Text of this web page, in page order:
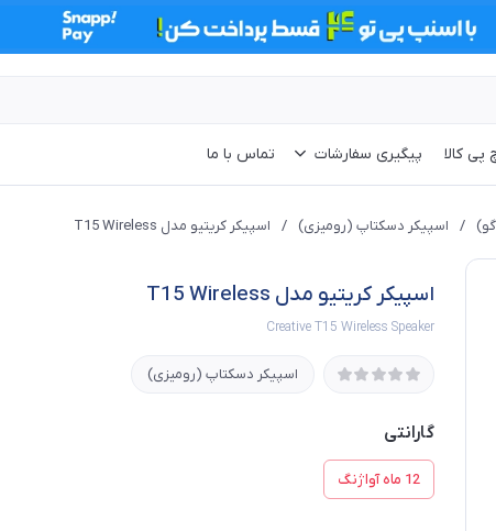
پی کالا پیگیری سفارشات تماس با ما
/ اسپیکر دسکتاپ (رومیزی) / اسپیکر کریتیو مدل T15 Wireless
اسپیکر کریتیو مدل T15 Wireless
Creative T15 Wireless Speaker
اسپیکر دسکتاپ (رومیزی)
گارانتی
12 ماه آواژنگ